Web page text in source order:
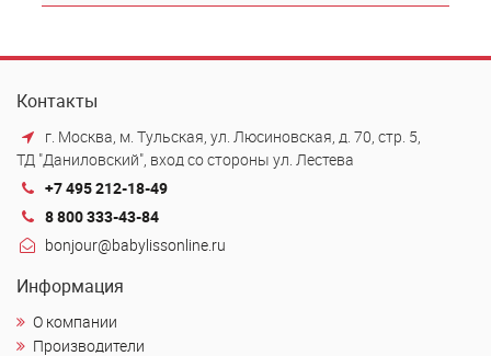
Контакты
г. Москва, м. Тульская, ул. Люсиновская, д. 70, стр. 5,
ТД "Даниловский", вход со стороны ул. Лестева
+7 495 212-18-49
8 800 333-43-84
bonjour@babylissonline.ru
Информация
О компании
Производители